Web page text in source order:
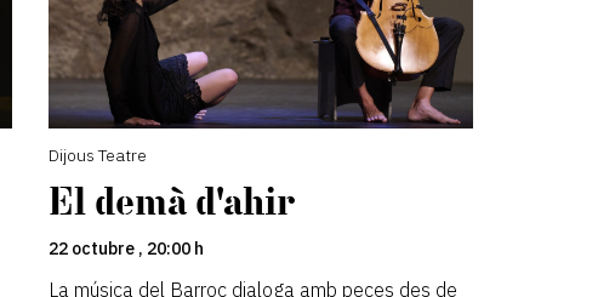
Dijous Teatre
El demà d'ahir
22 octubre , 20:00 h
La música del Barroc dialoga amb peces des de